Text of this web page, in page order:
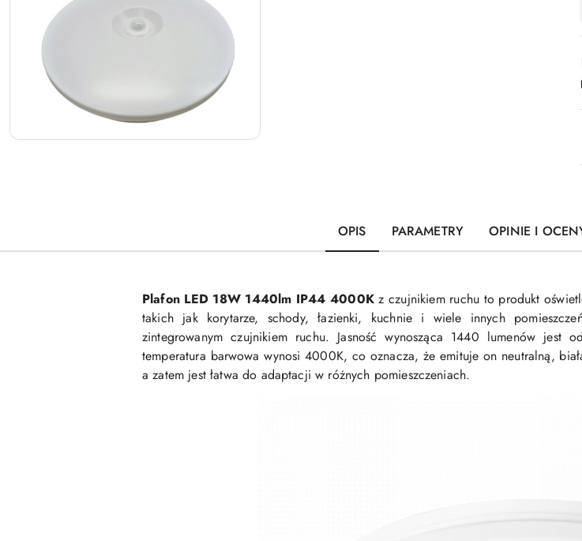
OPIS PARAMETRY OPINIE I
Plafon LED 18W 1440lm IP44 4000Kz czujnikiem ruchu to produkt
takich jak korytarze, schody, łazienki, kuchnie i wiele innych
zintegrowanym czujnikiem ruchu. Jasność wynosząca 1440 lumenów jest
temperatura barwowa wynosi 4000K, co oznacza, że emituje on neutralną,
a zatem jest łatwa do adaptacji w różnych pomieszczeniach.